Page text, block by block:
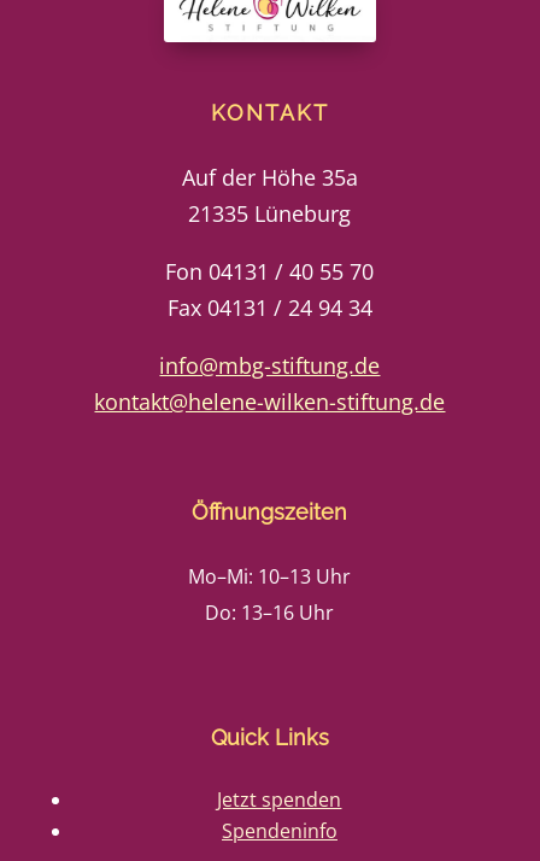
KONTAKT
Auf der Höhe 35a
21335 Lüneburg
Fon 04131 / 40 55 70
Fax 04131 / 24 94 34
info@mbg-stiftung.de
kontakt@helene-wilken-stiftung.de
Öffnungszeiten
Mo–Mi: 10–13 Uhr
Do: 13–16 Uhr
Quick Links
Jetzt spenden
Spendeninfo